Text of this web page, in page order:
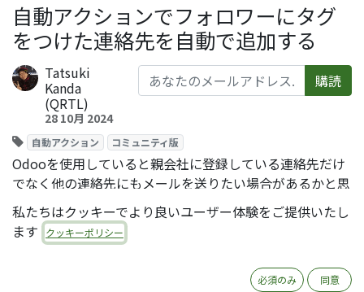
自動アクションでフォロワーにタグ
をつけた連絡先を自動で追加する
Tatsuki
Kanda
(QRTL)
28 10月 2024
購読
自動アクション コミュニティ版
Odooを使用していると親会社に登録している連絡先だけ
でなく他の連絡先にもメールを送りたい場合があるかと思
います。
そのような時に自動アクションを使用して関連する連絡先
を自動的にフォロワーに追加できます。
(V17以降では自動アクションは自動化規則という名称に変
更されていますが基本的には同じ機能です)
私たちはクッキーでより良いユーザー体験をご提供いたし
ます
クッキーポリシー
必須のみ 同意